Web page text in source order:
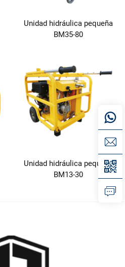
Unidad hidráulica pequeña
BM35-80
Unidad hidráulica pequeña
BM13-30